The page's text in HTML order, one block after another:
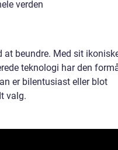
verden
at beundre. Med sit
teknologi har den
er bilentusiast eller blot
valg.